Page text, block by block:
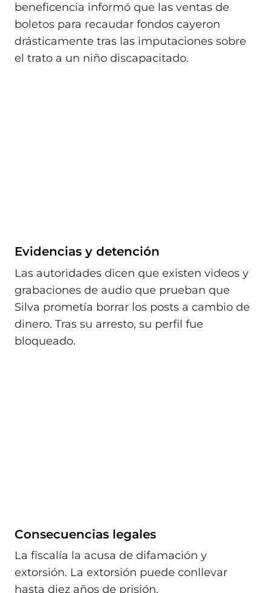
beneficencia informó que las ventas de
boletos para recaudar fondos cayeron
drásticamente tras las imputaciones sobre
el trato a un niño discapacitado.
Evidencias y detención
Las autoridades dicen que existen videos y
grabaciones de audio que prueban que
Silva prometía borrar los posts a cambio de
dinero. Tras su arresto, su perfil fue
bloqueado.
Consecuencias legales
La fiscalía la acusa de difamación y
extorsión. La extorsión puede conllevar
hasta diez años de prisión.